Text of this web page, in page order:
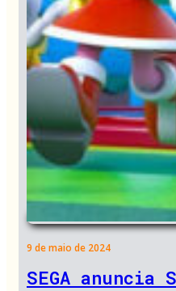
9 de maio de 2024
SEGA anuncia